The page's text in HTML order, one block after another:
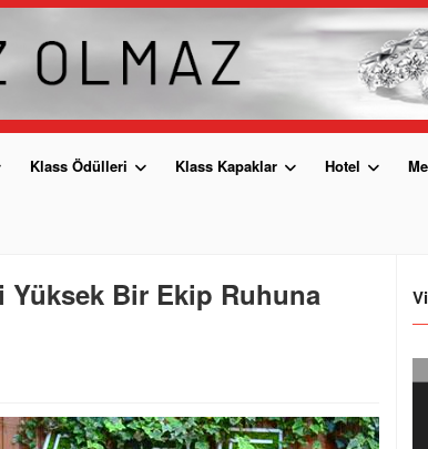
Klass Ödülleri Klass Kapaklar Hotel
Bir Ekip Ruhuna